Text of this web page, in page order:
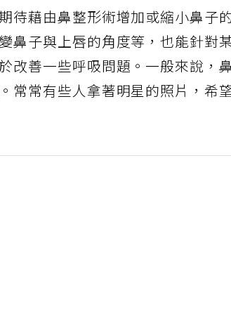
待藉由鼻整形術增加或縮小鼻子
鼻子與上唇的角度等，也能針對
改善一些呼吸問題。一般來說，
常常有些人拿著明星的照片，希